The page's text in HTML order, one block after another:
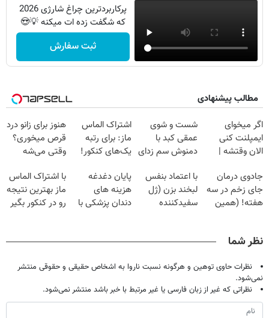
پرکاربردترین چراغ شارژی 2026
که شگفت زده ات میکنه 💡😍
ثبت سفارش
مطالب پیشنهادی
اگر میخوای
ایمپلنت کنی
الان وقتشه |
میلیون تومان!!!
شست و شوی
عمقی کبد با
دمنوش سم زدای
اشتراک الماس
ماز: برای رتبه
یک‌های کنکور!
هنوز برای زانو درد
قرص میخوری؟
وقتی می‌شه
درمانش کرد؟؟؟؟
جادوی درمان
جای زخم در سه
هفته! (همین
با اعتماد بنفس
لبخند بزن (ژل
سفیدکننده
پایان دغدغه
هزینه های
دندان پزشکی با
با اشتراک الماس
ماز بهترین نتیجه
رو در کنکور بگیر
نظر شما
نظرات حاوی توهین و هرگونه نسبت ناروا به اشخاص حقیقی و حقوقی منتشر
نمی‌شود.
نظراتی که غیر از زبان فارسی یا غیر مرتبط با خبر باشد منتشر نمی‌شود.